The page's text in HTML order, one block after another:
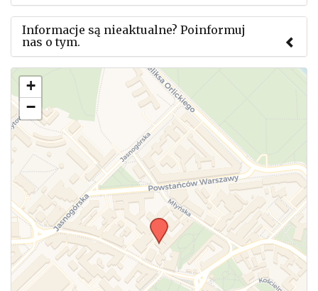
Informacje są nieaktualne? Poinformuj
nas o tym.
Użyj tego formularza aby przesłać informację o
zmianach w powyższym mityngu.
+
−